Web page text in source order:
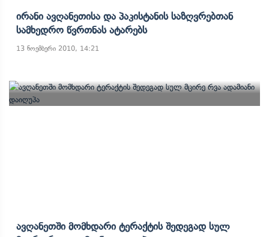
Ირანი Ავღანეთისა Და Პაკისტანის Საზღვრებთან
Სამხედრო Წვრთნას Ატარებს
13 ნოემბერი 2010, 14:21
Ავღანეთში Მომხდარი Ტერაქტის Შედეგად Სულ